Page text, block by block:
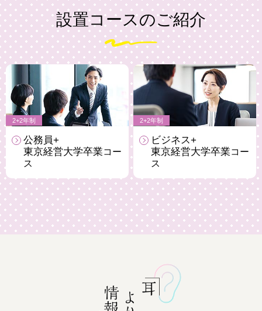
設置コースのご紹介
2+2年制
公務員+
東京経営大学卒業コー
ス
2+2年制
ビジネス+
東京経営大学卒業コー
ス